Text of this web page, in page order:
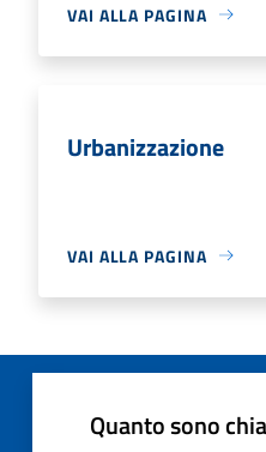
VAI ALLA PAGINA
Urbanizzazione
VAI ALLA PAGINA
Quanto sono